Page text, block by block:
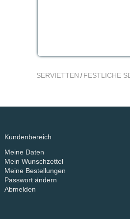
SERVIETTEN / FESTLICHE
Kundenbereich
Meine Daten
Mein Wunschzettel
Meine Bestellungen
Passwort ändern
Abmelden